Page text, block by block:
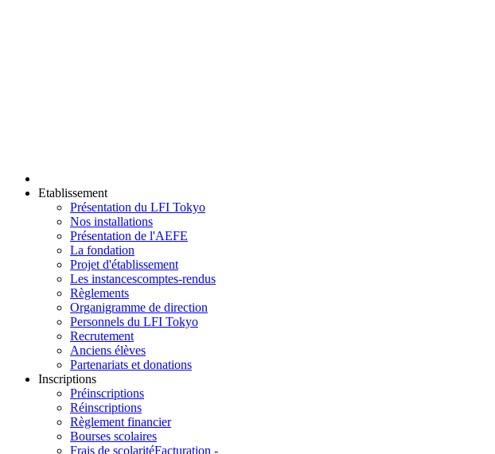
Etablissement
Présentation du LFI Tokyo
Nos installations
Présentation de l'AEFE
La fondation
Projet d'établissement
Les instancescomptes-rendus
Règlements
Organigramme de direction
Personnels du LFI Tokyo
Recrutement
Anciens élèves
Partenariats et donations
Inscriptions
Préinscriptions
Réinscriptions
Règlement financier
Bourses scolaires
Frais de scolaritéFacturation -